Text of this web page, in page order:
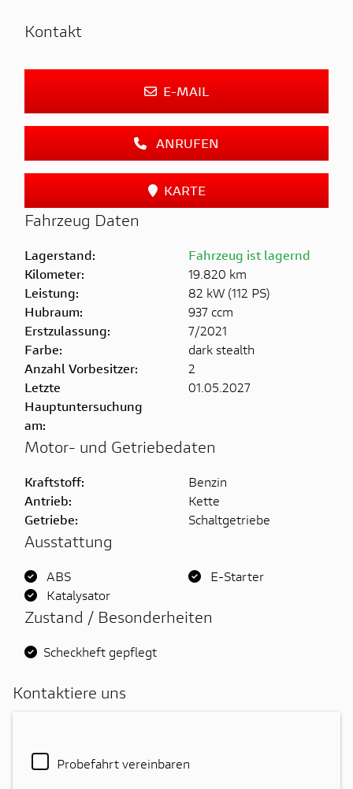
Kontakt
E-MAIL
ANRUFEN
KARTE
Fahrzeug Daten
Lagerstand:
Fahrzeug ist lagernd
Kilometer:
19.820 km
Leistung:
82 kW (112 PS)
Hubraum:
937 ccm
Erstzulassung:
7/2021
Farbe:
dark stealth
Anzahl Vorbesitzer:
2
Letzte
Hauptuntersuchung
am:
01.05.2027
Motor- und Getriebedaten
Kraftstoff:
Benzin
Antrieb:
Kette
Getriebe:
Schaltgetriebe
Ausstattung
ABS
E-Starter
Katalysator
Zustand / Besonderheiten
Scheckheft gepflegt
Kontaktiere uns
Probefahrt vereinbaren